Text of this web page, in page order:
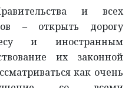
и всех
– открыть дорогу
и иностранным
их законной
как очень